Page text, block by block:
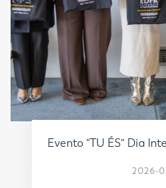
Evento "TU ÉS" Dia
2026-